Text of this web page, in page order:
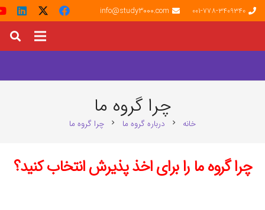
001-778-3409340
info@study3000.com
چرا گروه ما
خانه chevron_right درباره گروه ما chevron_right چرا گروه ما
چرا گروه ما را برای اخذ پذیرش انتخاب کنید؟